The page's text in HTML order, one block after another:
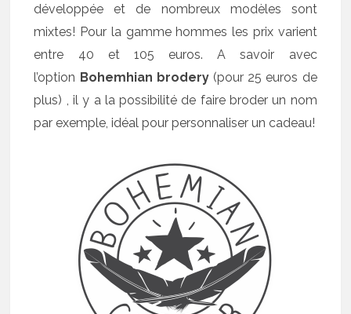
développée et de nombreux modèles sont
mixtes! Pour la gamme hommes les prix varient
entre 40 et 105 euros. A savoir avec
l’option Bohemhian brodery(pour 25 euros de
plus) , il y a la possibilité de faire broder un nom
par exemple, idéal pour personnaliser un cadeau!